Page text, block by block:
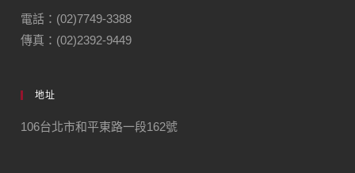
電話：(02)7749-3388
傳真：(02)2392-9449
地址
106台北市和平東路一段162號